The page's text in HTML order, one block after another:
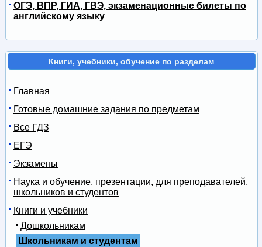
ОГЭ, ВПР, ГИА, ГВЭ, экзаменационные билеты по
английскому языку
Книги, учебники, обучение по разделам
Главная
Готовые домашние задания по предметам
Все ГДЗ
ЕГЭ
Экзамены
Наука и обучение, презентации, для преподавателей,
школьников и студентов
Книги и учебники
Дошкольникам
Школьникам и студентам